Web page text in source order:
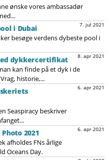
ønske vores ambassadør
7. jul 2021
i Dubai
besøge verdens dybeste pool i
8. apr 2021
dykkercertifikat
kan finde på et dyk i de
historie,...
6. apr 2021
Seaspiracy beskriver
6. apr 2021
2021
afholdes FNs årlige
Oceans Day.